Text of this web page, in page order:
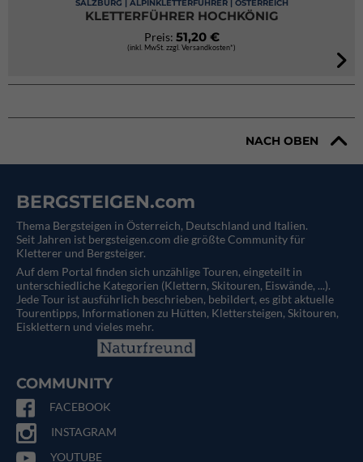
SALZBURG | ALPINKLETTERFÜHRER | ÖSTERREICH
KLETTERFÜHRER HOCHKÖNIG
Preis: 51,20 €
(inkl. MwSt. zzgl. Versandkosten*)
NACH OBEN
BERGSTEIGEN.com
Thema Bergsteigen in Österreich, Deutschland und Italien.
Seit Jahren ist bergsteigen.com die größte Community für
Kletterer und Bergsteiger.
Auf dem Portal finden sich unzählige Touren, eingeteilt in
unterschiedliche Kategorien (Klettern, Skitouren, Eiswände, ...).
Jede Tour ist ausführlich beschrieben, bebildert, es gibt aktuelle
Tourentipps, Informationen zu Hütten, Klettersteigen, Skitouren,
Eisklettern und vieles mehr.
COMMUNITY
FACEBOOK
INSTAGRAM
YOUTUBE